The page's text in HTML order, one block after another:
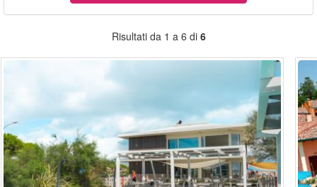
Risultati da 1 a 6 di 6